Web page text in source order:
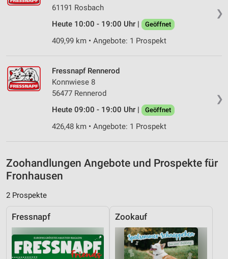
❯
61191 Rosbach
Heute 10:00 - 19:00 Uhr |
Geöffnet
409,99 km • Angebote: 1 Prospekt
❯
Fressnapf Rennerod
Konnwiese 8
56477 Rennerod
Heute 09:00 - 19:00 Uhr |
Geöffnet
426,48 km • Angebote: 1 Prospekt
Zoohandlungen Angebote und Prospekte für
Fronhausen
2 Prospekte
Fressnapf Zookauf
Verwendung reduzierter Daten zur Auswahl von
IAB-Besonderheiten:
Verwendung genauer Standortdaten
Geräte anhand von aktiv angeforderten
Informationen identifizieren
Nicht-IAB-Verarbeitungszwecke:
Performance
Werbung